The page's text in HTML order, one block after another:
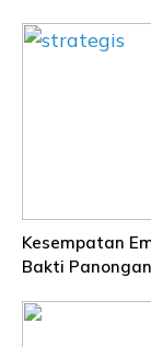
Kesempatan
Bakti